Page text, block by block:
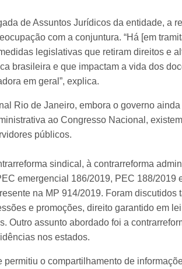
de Assuntos Jurídicos da entidade, a
com a conjuntura. “Há [em
legislativas que retiram direitos e
brasileira e que impactam a vida dos
em geral”, explica.
Rio de Janeiro, embora o governo
ao Congresso Nacional,
públicos.
sindical, à contrarreforma
emergencial 186/2019, PEC 188/2019
na MP 914/2019. Foram discutidos
e promoções, direito garantido em
Outro assunto abordado foi a
nos estados.
o compartilhamento de